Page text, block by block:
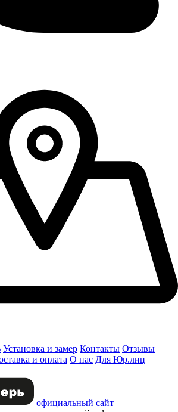
Установка и замер Контакты Отзывы
и оплата О нас Для Юр.лиц
официальный сайт